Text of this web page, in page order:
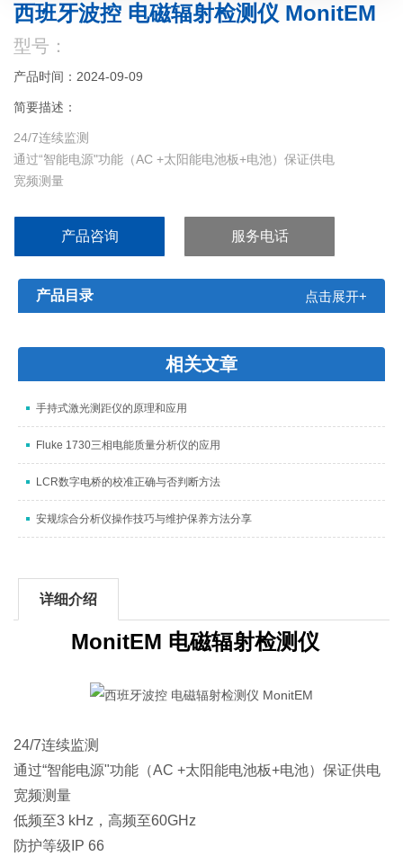
西班牙波控 电磁辐射检测仪 MonitEM
型号：
产品时间：2024-09-09
简要描述：
24/7连续监测
通过“智能电源"功能（AC +太阳能电池板+电池）保证供电
宽频测量
符合 ITU-T K.83
安装简单
多种附件支持在不同环境中轻松安装
可选软件用于系统管理
产品咨询 服务电话
产品目录 点击展开+
相关文章
手持式激光测距仪的原理和应用
Fluke 1730三相电能质量分析仪的应用
LCR数字电桥的校准正确与否判断方法
安规综合分析仪操作技巧与维护保养方法分享
详细介绍
MonitEM 电磁辐射检测仪
24/7连续监测
通过“智能电源"功能（AC +太阳能电池板+电池）保证供电
宽频测量
低频至3 kHz，高频至60GHz
防护等级IP 66